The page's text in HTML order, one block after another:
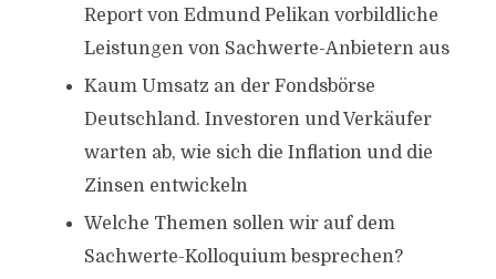
Report von Edmund Pelikan vorbildliche
Leistungen von Sachwerte-Anbietern aus
Kaum Umsatz an der Fondsbörse
Deutschland. Investoren und Verkäufer
warten ab, wie sich die Inflation und die
Zinsen entwickeln
Welche Themen sollen wir auf dem
Sachwerte-Kolloquium besprechen?